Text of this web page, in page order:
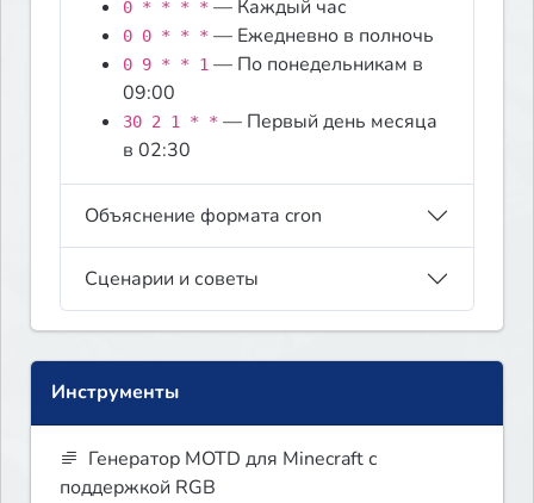
0 * * * * — Каждый час
0 0 * * * — Ежедневно в полночь
0 9 * * 1 — По понедельникам в
09:00
30 2 1 * * — Первый день месяца
в 02:30
Объяснение формата cron
Сценарии и советы
Инструменты
Генератор MOTD для Minecraft с
поддержкой RGB